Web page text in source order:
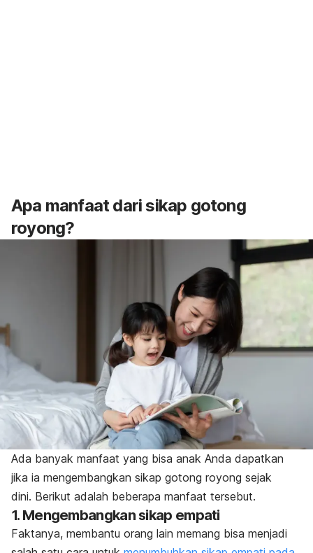
Apa manfaat dari sikap gotong
royong?
Ada banyak manfaat yang bisa anak Anda dapatkan
jika ia mengembangkan sikap gotong royong sejak
dini. Berikut adalah beberapa manfaat tersebut.
1. Mengembangkan sikap empati
Faktanya, membantu orang lain memang bisa menjadi